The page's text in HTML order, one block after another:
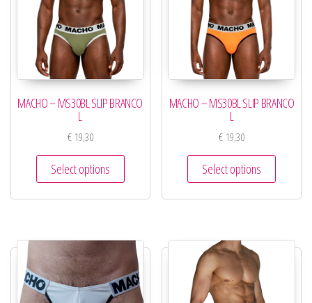
MACHO – MS30BL SLIP BRANCO
L
€19,30
Select options
MACHO – MS30BL SLIP BRANCO
L
€ 19,30
Select options